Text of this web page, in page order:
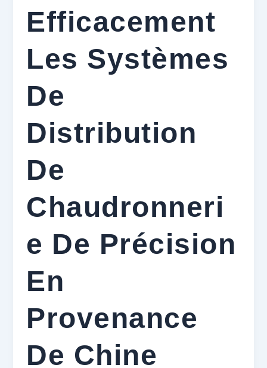
Efficacement
Les Systèmes
De
Distribution
De
Chaudronneri
E De Précision
En
Provenance
De Chine